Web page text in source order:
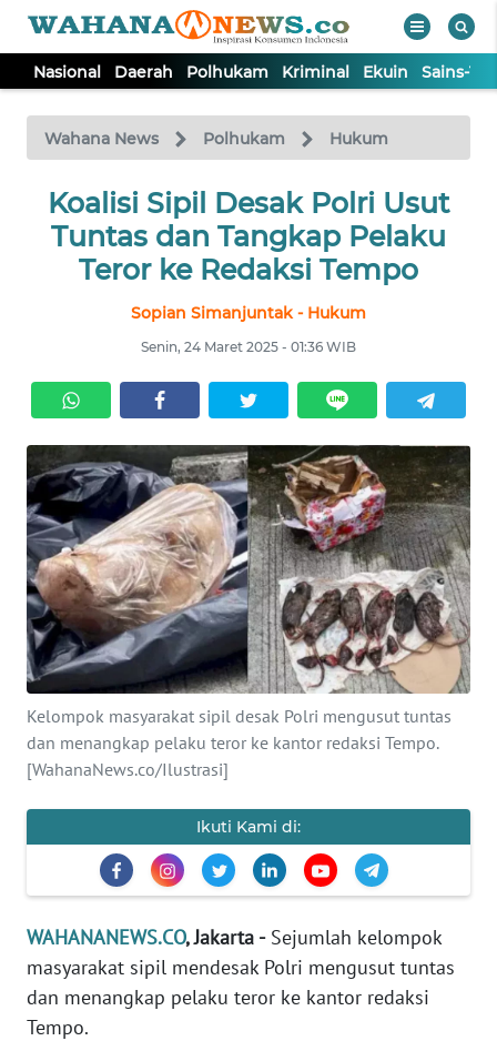
Nasional Daerah Polhukam Kriminal Ekuin Sains-
Wahana News Polhukam Hukum
Koalisi Sipil Desak Polri Usut
Tuntas dan Tangkap Pelaku
Teror ke Redaksi Tempo
Sopian Simanjuntak - Hukum
Senin, 24 Maret 2025 - 01:36 WIB
Kelompok masyarakat sipil desak Polri mengusut tuntas
dan menangkap pelaku teror ke kantor redaksi Tempo.
[WahanaNews.co/Ilustrasi]
Ikuti Kami di:
WAHANANEWS.CO, Jakarta -Sejumlah kelompok
masyarakat sipil mendesak Polri mengusut tuntas
dan menangkap pelaku teror ke kantor redaksi
Tempo.
TV
Tutup
NASIONAL
DAERAH
KRIMINAL
EKUIN
SAINS-TEKNO
KESEHATAN
INTERNASIONAL
SERBA-SERBI
PENDIDIKAN
EDITORIAL
Informasi